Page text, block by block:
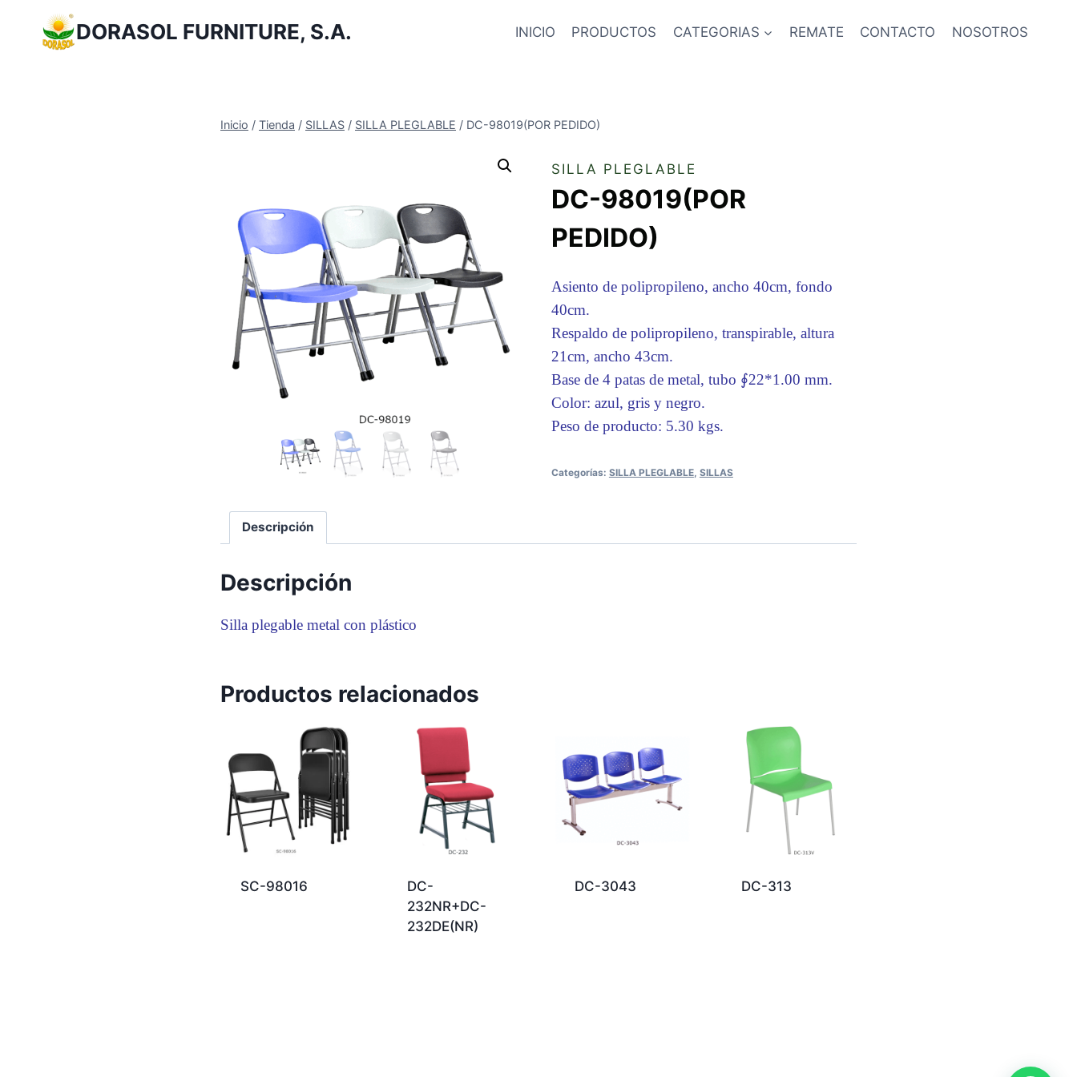
Contenido
DORASOL FURNITURE, S.A. INICIO PRODUCTOS CATEGORIAS REMATE CONTACTO NOSOTROS
Inicio / Tienda / SILLAS / SILLA PLEGLABLE / DC-98019(POR PEDIDO)
SILLA PLEGLABLE
DC-98019(POR
PEDIDO)
Asiento de polipropileno, ancho 40cm, fondo
40cm.
Respaldo de polipropileno, transpirable, altura
21cm, ancho 43cm.
Base de 4 patas de metal, tubo ∮22*1.00 mm.
Color: azul, gris y negro.
Peso de producto: 5.30 kgs.
Categorías: SILLA PLEGLABLE, SILLAS
Descripción
Descripción
Silla plegable metal con plástico
Productos relacionados
SC-98016
DC-
232NR+DC-
232DE(NR)
DC-3043 DC-313